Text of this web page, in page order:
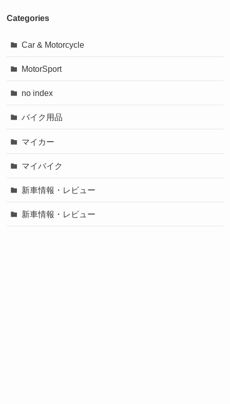
Categories
Car & Motorcycle
MotorSport
no index
バイク用品
マイカー
マイバイク
新車情報・レビュー
新車情報・レビュー